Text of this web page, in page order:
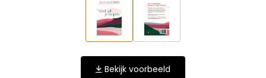
Bekijk voorbeeld